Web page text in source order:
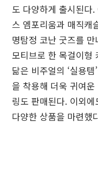
도 다양하게 출시된다
스 엠포리움과 매직캐
명탐정 코난 굿즈를
모티브로 한 목걸이형
닮은 비주얼의 ‘실용
을 착용해 더욱 귀여
링도 판매된다. 이외
다양한 상품을 마련했